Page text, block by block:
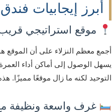
أبرز إيجابيات
موقع استراتيجي
أجمع معظم النزلاء على أن الموقع
يسهل الوصول إلى أماكن أداء
التوحيد لكنه ما زال موقعًا مميزًا.
غرف واسعة ونظيفة